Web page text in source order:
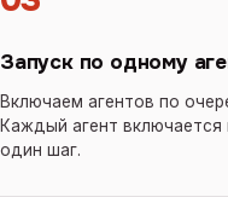
Запуск по одному
Включаем агентов по
Каждый агент
один шаг.